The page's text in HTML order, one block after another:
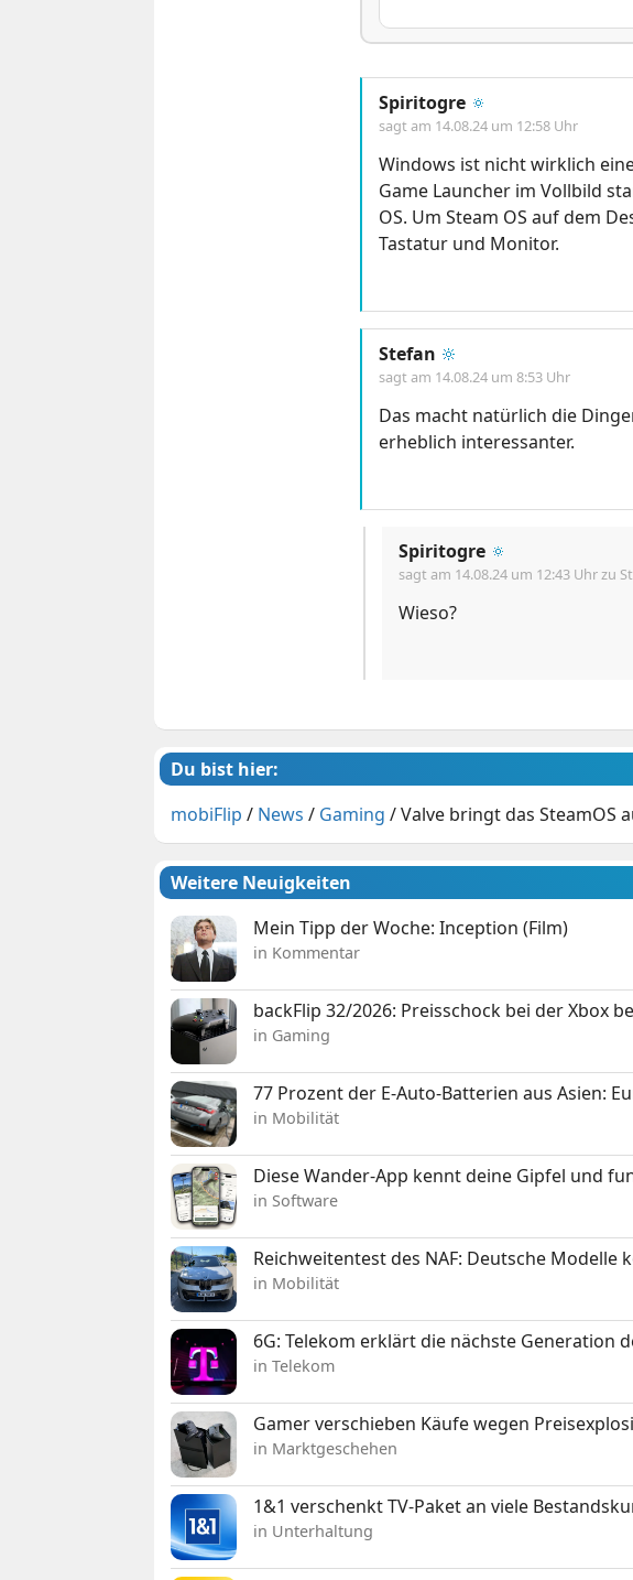
Spiritogre 🔅
sagt am 14.08.24 um 12:58 Uhr
Windows ist nicht wirklich
Game Launcher im Vollbild
OS. Um Steam OS auf dem
Tastatur und Monitor.
Stefan 🔆
sagt am 14.08.24 um 8:53 Uhr
Das macht natürlich die
erheblich interessanter.
Spiritogre 🔅
sagt am 14.08.24 um 12:43 Uhrzu
Wieso?
Du bist hier:
mobiFlip / News / Gaming /Valve bringt das SteamOS
Weitere Neuigkeiten
Mein Tipp der Woche: Inception (Film)
in Kommentar
backFlip 32/2026: Preisschock bei der Xbox
in Gaming
77 Prozent der E-Auto-Batterien aus Asien:
in Mobilität
Diese Wander-App kennt deine Gipfel und
in Software
Reichweitentest des NAF: Deutsche Modelle
in Mobilität
6G: Telekom erklärt die nächste Generation
in Telekom
Gamer verschieben Käufe wegen
in Marktgeschehen
1&1 verschenkt TV-Paket an viele
in Unterhaltung